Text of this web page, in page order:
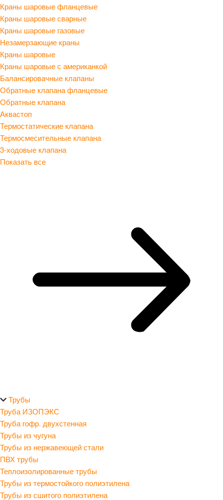
Краны шаровые фланцевые
Краны шаровые сварные
Краны шаровые газовые
Незамерзающие краны
Краны шаровые
Краны шаровые с американкой
Балансировачные клапаны
Обратные клапана фланцевые
Обратные клапана
Аквастоп
Термостатические клапана
Термосмесительные клапана
3-ходовые клапана
Показать все
Трубы
Труба ИЗОПЭКС
Труба гофр. двухстенная
Трубы из чугуна
Трубы из нержавеющей стали
ПВХ трубы
Теплоизолированные трубы
Трубы из термостойкого полиэтилена
Трубы из сшитого полиэтилена